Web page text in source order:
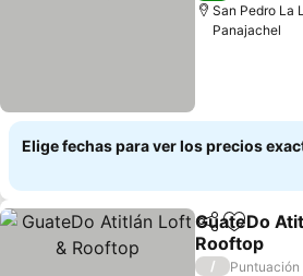
San Pedro La
Panajachel
Elige fechas para ver los precios
Compartir
Agregar
GuateDo
Rooftop
/